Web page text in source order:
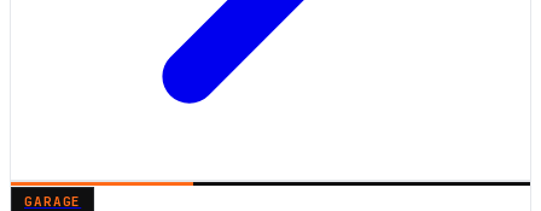
GARAGE